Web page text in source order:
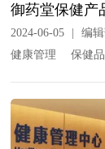
御药堂保健产
2024-06-05
编
健康管理
保健品